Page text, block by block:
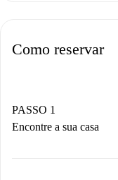
Como reservar
PASSO 1
Encontre a sua casa